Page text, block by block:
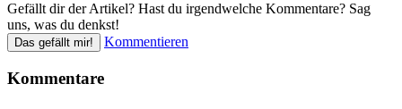
Gefällt dir der Artikel? Hast du irgendwelche Kommentare? Sag
uns, was du denkst!
Das gefällt mir! Kommentieren
Kommentare